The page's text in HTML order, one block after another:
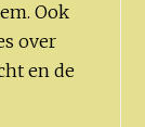
Ook
over
en de